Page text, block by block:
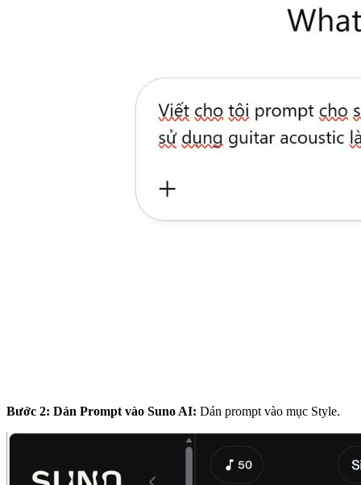
Bước 2: Dán Prompt vào Suno AI: Dán prompt vào mục Style.